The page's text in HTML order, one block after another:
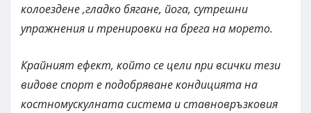
колоездене ,гладко бягане, йога, сутрешни
упражнения и тренировки на брега на морето.
Крайният ефект, който се цели при всички тези
видове спорт е подобряване кондицията на
костномускулната система и ставновръзковия